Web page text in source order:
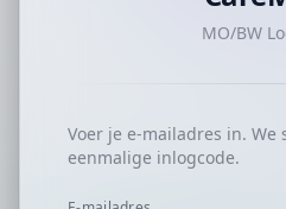
MO/BW
Voer je e-mailadres in. We
eenmalige inlogcode.